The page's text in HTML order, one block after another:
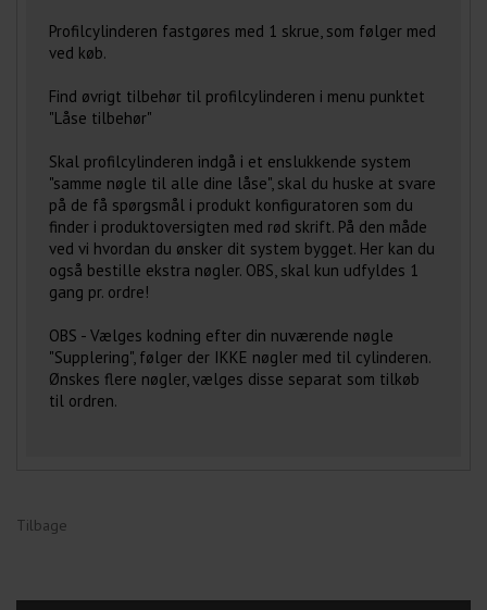
Profilcylinderen fastgøres med 1 skrue, som følger med
ved køb.
Find øvrigt tilbehør til profilcylinderen i menu punktet
"Låse tilbehør"
Skal profilcylinderen indgå i et enslukkende system
"samme nøgle til alle dine låse", skal du huske at svare
på de få spørgsmål i produkt konfiguratoren som du
finder i produktoversigten med rød skrift. På den måde
ved vi hvordan du ønsker dit system bygget. Her kan du
også bestille ekstra nøgler. OBS, skal kun udfyldes 1
gang pr. ordre!
OBS - Vælges kodning efter din nuværende nøgle
"Supplering", følger der IKKE nøgler med til cylinderen.
Ønskes flere nøgler, vælges disse separat som tilkøb
til ordren.
Tilbage